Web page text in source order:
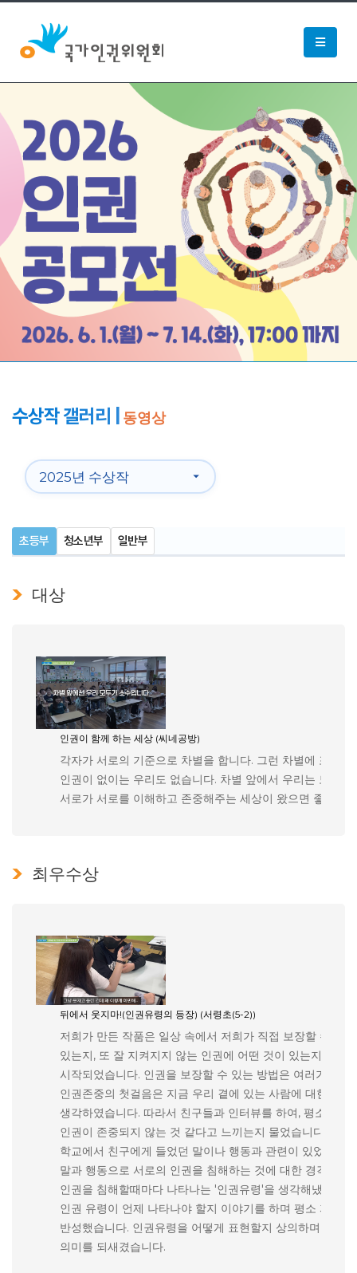
수상작 갤러리 | 동영상
초등부 청소년부 일반부
대상
인권이 함께 하는 세상 (씨네공방)
각자가 서로의 기준으로 차별을 합니다. 그런 차별에 포함
인권이 없이는 우리도 없습니다. 차별 앞에서 우리는 모두
서로가 서로를 이해하고 존중해주는 세상이 왔으면 좋겠습
최우수상
뒤에서 웃지마!(인권유령의 등장) (서령초(5-2))
저희가 만든 작품은 일상 속에서 저희가 직접 보장할 수 있
있는지, 또 잘 지켜지지 않는 인권에 어떤 것이 있는지에 대
시작되었습니다. 인권을 보장할 수 있는 방법은 여러가지가
인권존중의 첫걸음은 지금 우리 곁에 있는 사람에 대한 존
생각하였습니다. 따라서 친구들과 인터뷰를 하여, 평소에
인권이 존중되지 않는 것 같다고 느끼는지 물었습니다. 놀
학교에서 친구에게 들었던 말이나 행동과 관련이 있었습니
말과 행동으로 서로의 인권을 침해하는 것에 대한 경각심을
인권을 침해할때마다 나타나는 '인권유령'을 생각해냈습니
인권 유령이 언제 나타나야 할지 이야기를 하며 평소 자신
반성했습니다. 인권유령을 어떻게 표현할지 상의하며 다함
의미를 되새겼습니다.